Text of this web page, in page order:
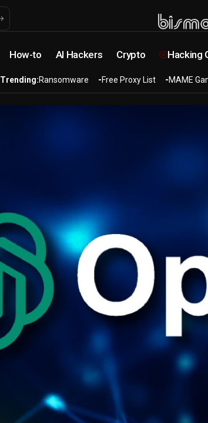
How-to AI Hackers Crypto Hacking
Trending:Ransomware Free Proxy List MAME